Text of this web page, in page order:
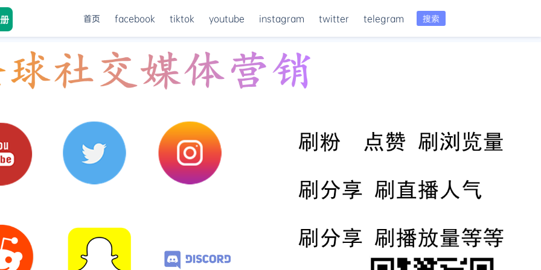
搜索
首页 facebook tiktok youtube instagram twitter telegram